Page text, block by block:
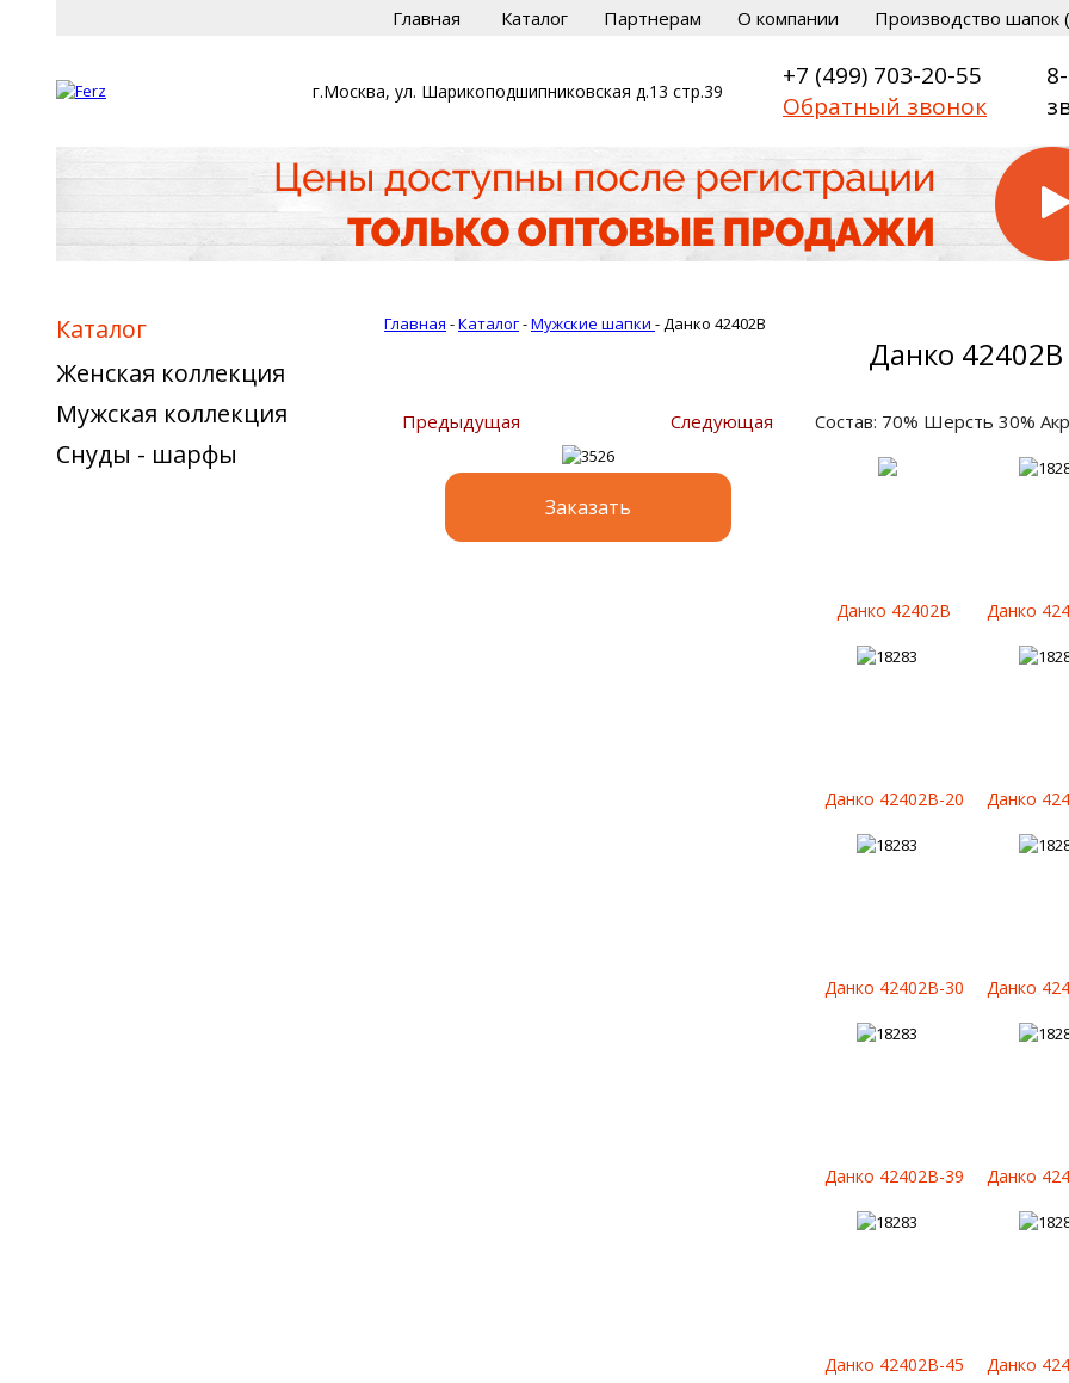
Главная Каталог Партнерам О компании Производство шапок
г.Москва, ул. Шарикоподшипниковская д.13 стр.39
+7 (499) 703-20-55
Обратный звонок
Каталог
Женская коллекция
Мужская коллекция
Снуды - шарфы
Главная -Каталог-Мужские шапки -Данко 42402B
Данко 42402B
Предыдущая Следующая
Заказать
Состав: 70% Шерсть 30%
Данко 42402B Данко
Данко 42402B-20 Данко
Данко 42402B-30 Данко
Данко 42402B-39 Данко
Данко 42402B-45 Данко